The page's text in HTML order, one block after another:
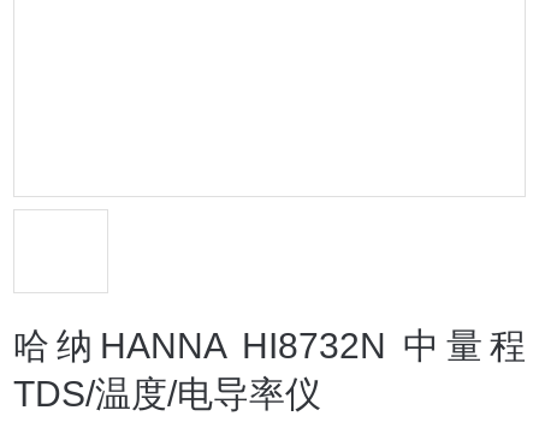
哈纳HANNA HI8732N 中量程
TDS/温度/电导率仪